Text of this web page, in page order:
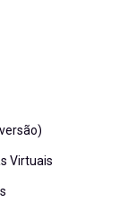
Virtuais